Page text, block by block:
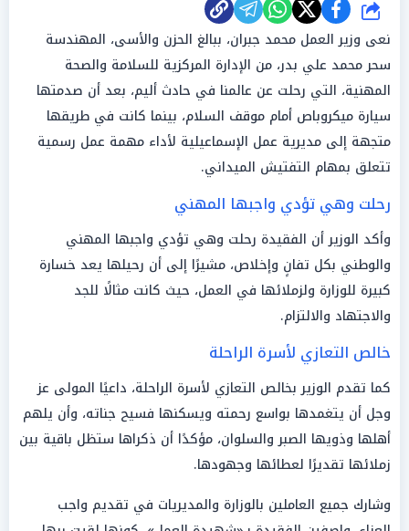
شارك
نعى وزير العمل محمد جبران، ببالغ الحزن والأسى، المهندسة
سحر محمد علي بدر، من الإدارة المركزية للسلامة والصحة
المهنية، التي رحلت عن عالمنا في حادث أليم، بعد أن صدمتها
سيارة ميكروباص أمام موقف السلام، بينما كانت في طريقها
متجهة إلى مديرية عمل الإسماعيلية لأداء مهمة عمل رسمية
تتعلق بمهام التفتيش الميداني.
رحلت وهي تؤدي واجبها المهني
وأكد الوزير أن الفقيدة رحلت وهي تؤدي واجبها المهني
والوطني بكل تفانٍ وإخلاص، مشيرًا إلى أن رحيلها يعد خسارة
كبيرة للوزارة ولزملائها في العمل، حيث كانت مثالًا للجد
والاجتهاد والالتزام.
خالص التعازي لأسرة الراحلة
كما تقدم الوزير بخالص التعازي لأسرة الراحلة، داعيًا المولى عز
وجل أن يتغمدها بواسع رحمته ويسكنها فسيح جناته، وأن يلهم
أهلها وذويها الصبر والسلوان، مؤكدًا أن ذكراها ستظل باقية بين
زملائها تقديرًا لعطائها وجهودها.
وشارك جميع العاملين بالوزارة والمديريات في تقديم واجب